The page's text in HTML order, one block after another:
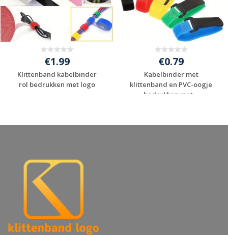
€1.99
Klittenband kabelbinder
rol bedrukken met logo
€0.79
Kabelbinder met
klittenband en PVC-oogje
bedrukken met ...